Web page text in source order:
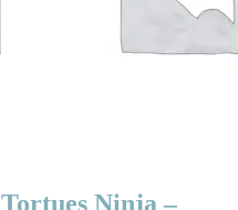
Tortues Ninja –